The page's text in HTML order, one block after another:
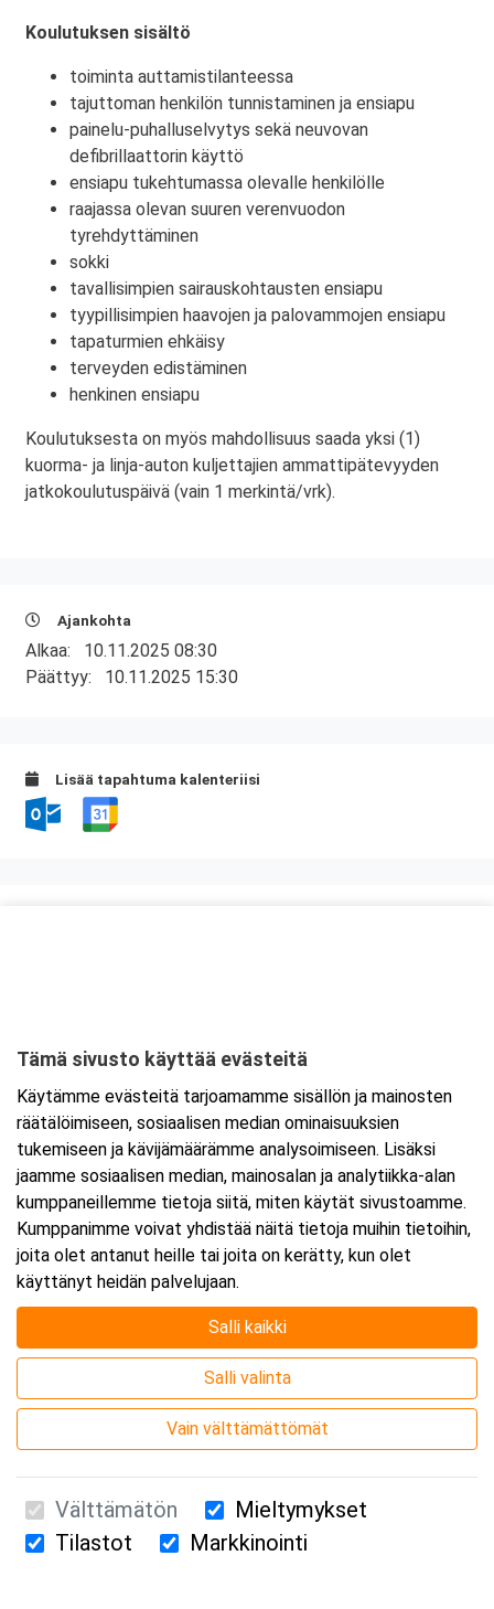
Koulutuksen sisältö
toiminta auttamistilanteessa
tajuttoman henkilön tunnistaminen ja ensiapu
painelu-puhalluselvytys sekä neuvovan
defibrillaattorin käyttö
ensiapu tukehtumassa olevalle henkilölle
raajassa olevan suuren verenvuodon
tyrehdyttäminen
sokki
tavallisimpien sairauskohtausten ensiapu
tyypillisimpien haavojen ja palovammojen ensiapu
tapaturmien ehkäisy
terveyden edistäminen
henkinen ensiapu
Koulutuksesta on myös mahdollisuus saada yksi (1)
kuorma- ja linja-auton kuljettajien ammattipätevyyden
jatkokoulutuspäivä (vain 1 merkintä/vrk).
Ajankohta
Alkaa: 10.11.2025 08:30
Päättyy: 10.11.2025 15:30
Lisää tapahtuma kalenteriisi
Tarkempi kartta ja ajo-ohjeet
Suomen Ensiapukoulutus Oy / Valimotie 21 / 00380 Helsinki
Tämä sivusto käyttää evästeitä
Käytämme evästeitä tarjoamamme sisällön ja mainosten
räätälöimiseen, sosiaalisen median ominaisuuksien
tukemiseen ja kävijämäärämme analysoimiseen. Lisäksi
jaamme sosiaalisen median, mainosalan ja analytiikka-alan
kumppaneillemme tietoja siitä, miten käytät sivustoamme.
Kumppanimme voivat yhdistää näitä tietoja muihin tietoihin,
joita olet antanut heille tai joita on kerätty, kun olet
käyttänyt heidän palvelujaan.
Salli kaikki
Salli valinta
Vain välttämättömät
Välttämätön
Mieltymykset
Tilastot
Markkinointi